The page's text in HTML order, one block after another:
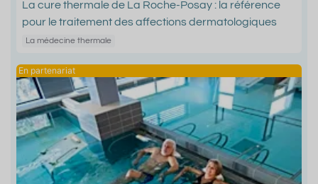
La cure thermale de La Roche-Posay : la référence
pour le traitement des affections dermatologiques
La médecine thermale